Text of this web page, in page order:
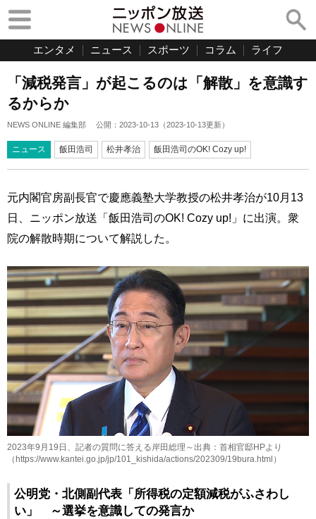
エンタメ ニュース スポーツ コラム ライフ
「減税発言」が起こるのは「解散」を意識す
るからか
NEWS ONLINE 編集部 公開： 2023-10-13 （2023-10-13更新）
ニュース 飯田浩司 松井孝治 飯田浩司のOK! Cozy up!
元内閣官房副長官で慶應義塾大学教授の松井孝治が10月13
日、ニッポン放送「飯田浩司のOK! Cozy up!」に出演。衆
院の解散時期について解説した。
2023年9月19日、記者の質問に答える岸田総理～出典：首相官邸HPより
（https://www.kantei.go.jp/jp/101_kishida/actions/202309/19bura.html）
公明党・北側副代表「所得税の定額減税がふさわし
い」 ～選挙を意識しての発言か